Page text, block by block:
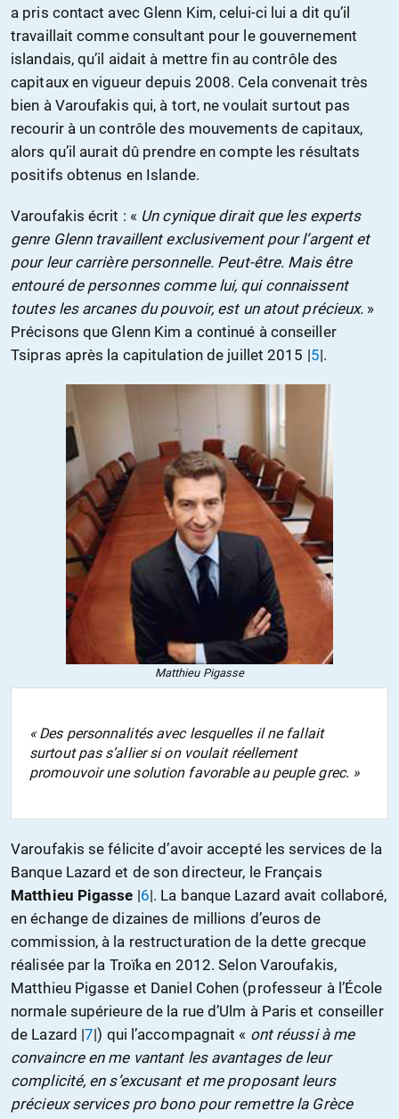
a pris contact avec Glenn Kim, celui-ci lui a dit qu’il
travaillait comme consultant pour le gouvernement
islandais, qu’il aidait à mettre fin au contrôle des
capitaux en vigueur depuis 2008. Cela convenait très
bien à Varoufakis qui, à tort, ne voulait surtout pas
recourir à un contrôle des mouvements de capitaux,
alors qu’il aurait dû prendre en compte les résultats
positifs obtenus en Islande.
Varoufakis écrit : « Un cynique dirait que les experts
genre Glenn travaillent exclusivement pour l’argent et
pour leur carrière personnelle. Peut-être. Mais être
entouré de personnes comme lui, qui connaissent
toutes les arcanes du pouvoir, est un atout précieux. »
Précisons que Glenn Kim a continué à conseiller
Tsipras après la capitulation de juillet 2015 |5|.
Matthieu Pigasse
« Des personnalités avec lesquelles il ne fallait
surtout pas s’allier si on voulait réellement
promouvoir une solution favorable au peuple grec. »
Varoufakis se félicite d’avoir accepté les services de la
Banque Lazard et de son directeur, le Français
Matthieu Pigasse |6|. La banque Lazard avait collaboré,
en échange de dizaines de millions d’euros de
commission, à la restructuration de la dette grecque
réalisée par la Troïka en 2012. Selon Varoufakis,
Matthieu Pigasse et Daniel Cohen (professeur à l’École
normale supérieure de la rue d’Ulm à Paris et conseiller
de Lazard |7|) qui l’accompagnait « ont réussi à me
convaincre en me vantant les avantages de leur
complicité, en s’excusant et me proposant leurs
précieux services pro bono pour remettre la Grèce